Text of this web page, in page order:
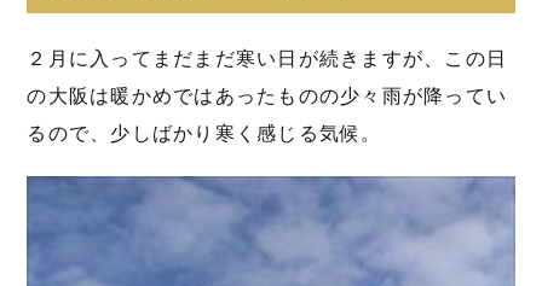
２月に入ってまだまだ寒い日が続きますが、この日
の大阪は暖かめではあったものの少々雨が降ってい
るので、少しばかり寒く感じる気候。